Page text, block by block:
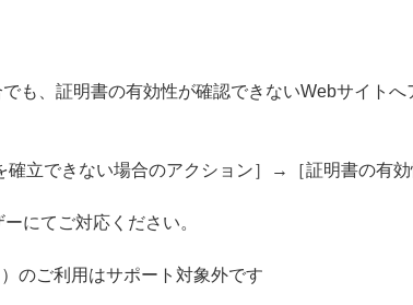
も、証明書の有効性が確認できないWebサイト
できない場合のアクション］→［証明書の有効
にてご対応ください。
のご利用はサポート対象外です